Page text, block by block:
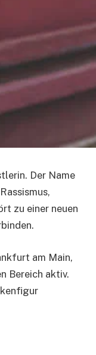
Der Name
zu einer neuen
am Main,
Bereich aktiv.